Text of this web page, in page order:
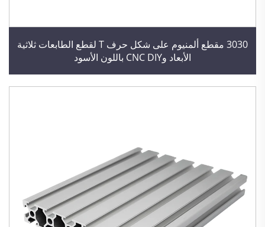
3030 مقطع ألمنيوم على شكل حرف T لقطع الطابعات ثلاثية
الأبعاد وCNC DIY باللون الأسود